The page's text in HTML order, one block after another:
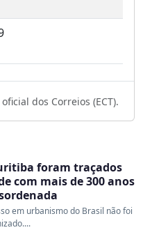
dos Correios (ECT).
foram traçados
com mais de 300 anos
em urbanismo do Brasil não foi